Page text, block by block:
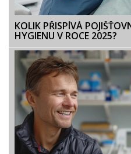
KOLIK PŘISPÍVÁ
HYGIENU V ROCE 2025?